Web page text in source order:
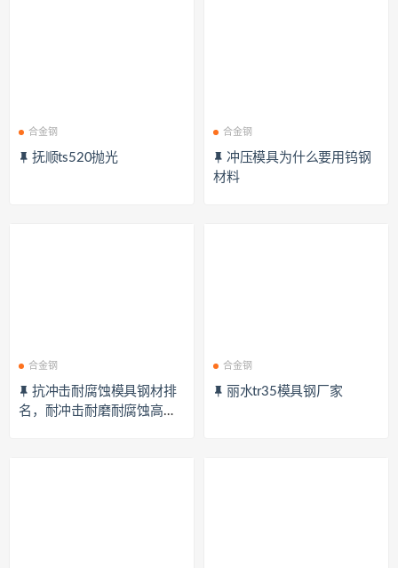
合金钢
抚顺ts520抛光
合金钢
冲压模具为什么要用钨钢
材料
合金钢
抗冲击耐腐蚀模具钢材排
名，耐冲击耐磨耐腐蚀高硬
合金钢
丽水tr35模具钢厂家